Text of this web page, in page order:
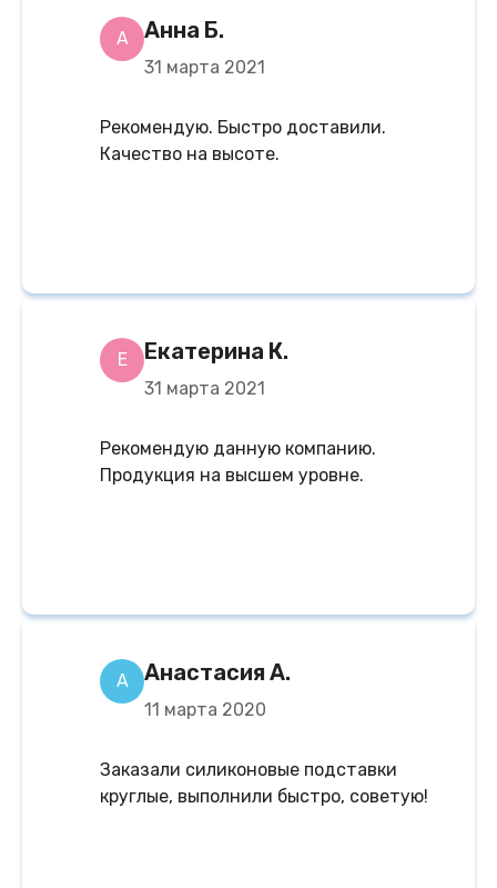
А Анна Б.
31 марта 2021
Рекомендую. Быстро доставили.
Качество на высоте.
Е Екатерина К.
31 марта 2021
Рекомендую данную компанию.
Продукция на высшем уровне.
А Анастасия А.
11 марта 2020
Заказали силиконовые подставки
круглые, выполнили быстро, советую!